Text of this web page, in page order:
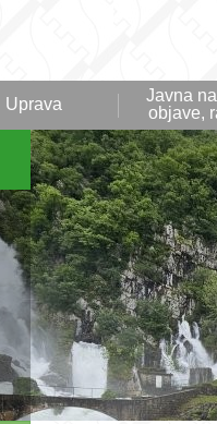
Uprava
Javna
objave,